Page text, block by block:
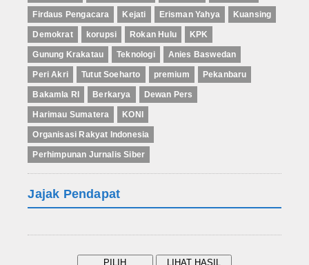
Firdaus Pengacara Kejati Erisman Yahya Kuansing
Demokrat korupsi Rokan Hulu KPK
Gunung Krakatau Teknologi Anies Baswedan
Peri Akri Tutut Soeharto premium Pekanbaru
Bakamla RI Berkarya Dewan Pers
Harimau Sumatera KONI
Organisasi Rakyat Indonesia
Perhimpunan Jurnalis Siber
Jajak Pendapat